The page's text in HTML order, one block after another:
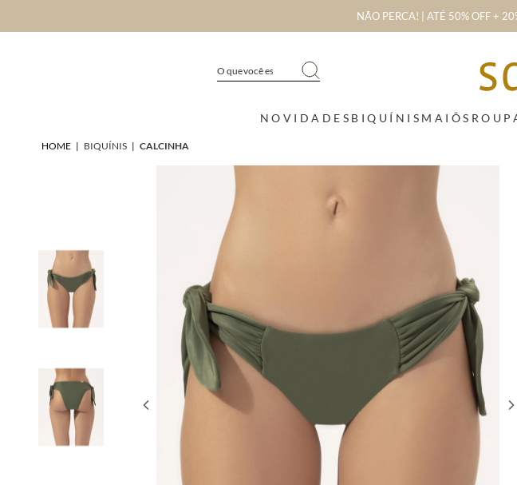
NÃO PERCA! | ATÉ 50% OFF +
NOVIDADES BIQUÍNIS MAIÔS
HOME | BIQUÍNIS | CALCINHA